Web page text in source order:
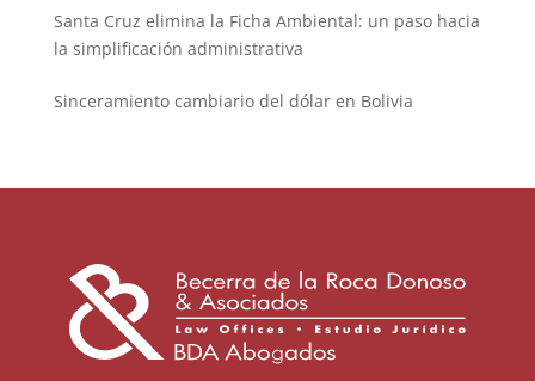
Santa Cruz elimina la Ficha Ambiental: un paso hacia
la simplificación administrativa
Sinceramiento cambiario del dólar en Bolivia